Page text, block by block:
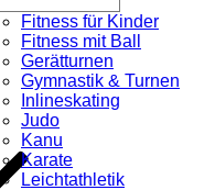
Fitness für Kinder
Fitness mit Ball
Gerätturnen
Gymnastik & Turnen
Inlineskating
Judo
Kanu
Karate
Leichtathletik